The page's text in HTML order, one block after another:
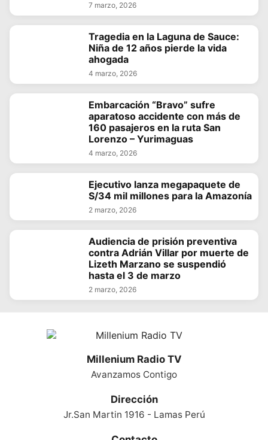
7 marzo, 2026
Tragedia en la Laguna de Sauce:
Niña de 12 años pierde la vida
ahogada
4 marzo, 2026
Embarcación “Bravo” sufre
aparatoso accidente con más de
160 pasajeros en la ruta San
Lorenzo – Yurimaguas
4 marzo, 2026
Ejecutivo lanza megapaquete de
S/34 mil millones para la Amazonía
2 marzo, 2026
Audiencia de prisión preventiva
contra Adrián Villar por muerte de
Lizeth Marzano se suspendió
hasta el 3 de marzo
2 marzo, 2026
Millenium Radio TV
Avanzamos Contigo
Dirección
Jr.San Martin 1916 - Lamas Perú